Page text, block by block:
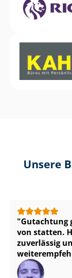
Unsere
Gutachtung
von statten.
zuverlässig